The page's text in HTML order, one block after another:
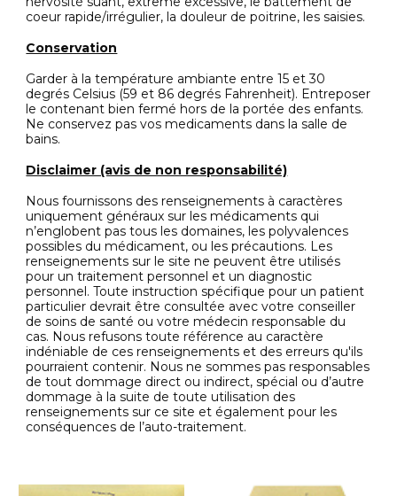
coeur rapide/irrégulier, la douleur de poitrine, les saisies.
Conservation
Garder à la température ambiante entre 15 et 30
degrés Celsius (59 et 86 degrés Fahrenheit). Entreposer
le contenant bien fermé hors de la portée des enfants.
Ne conservez pas vos medicaments dans la salle de
bains.
Disclaimer (avis de non responsabilité)
Nous fournissons des renseignements à caractères
uniquement généraux sur les médicaments qui
n’englobent pas tous les domaines, les polyvalences
possibles du médicament, ou les précautions. Les
renseignements sur le site ne peuvent être utilisés
pour un traitement personnel et un diagnostic
personnel. Toute instruction spécifique pour un patient
particulier devrait être consultée avec votre conseiller
de soins de santé ou votre médecin responsable du
cas. Nous refusons toute référence au caractère
indéniable de ces renseignements et des erreurs qu'ils
pourraient contenir. Nous ne sommes pas responsables
de tout dommage direct ou indirect, spécial ou d’autre
dommage à la suite de toute utilisation des
renseignements sur ce site et également pour les
conséquences de l’auto-traitement.